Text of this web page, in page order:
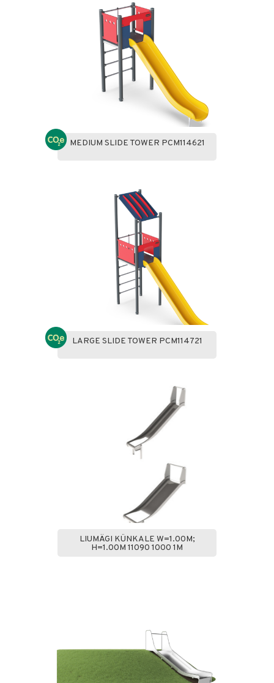
MEDIUM SLIDE TOWER PCM114621
LARGE SLIDE TOWER PCM114721
LIUMÄGI KÜNKALE W=1.00M;
H=1.00M 11090 1000 1M